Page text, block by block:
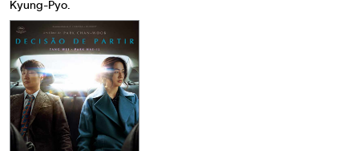
Kyung-Pyo.